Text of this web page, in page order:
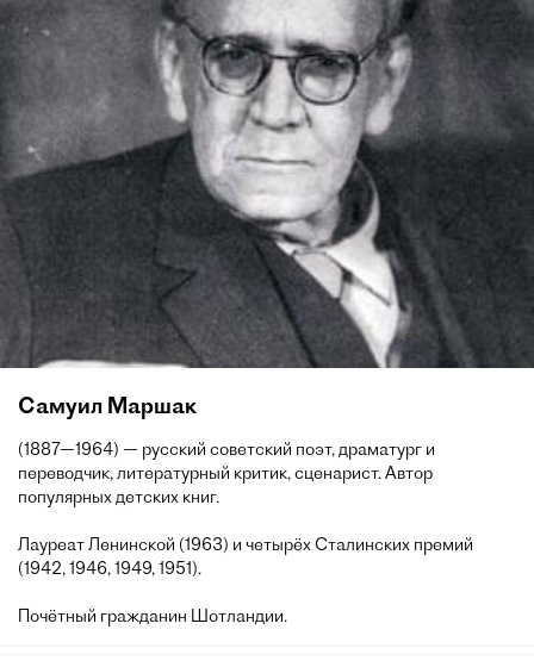
Самуил Маршак
(1887—1964) — русский советский поэт, драматург и
переводчик, литературный критик, сценарист. Автор
популярных детских книг.
Лауреат Ленинской (1963) и четырёх Сталинских премий
(1942, 1946, 1949, 1951).
Почётный гражданин Шотландии.